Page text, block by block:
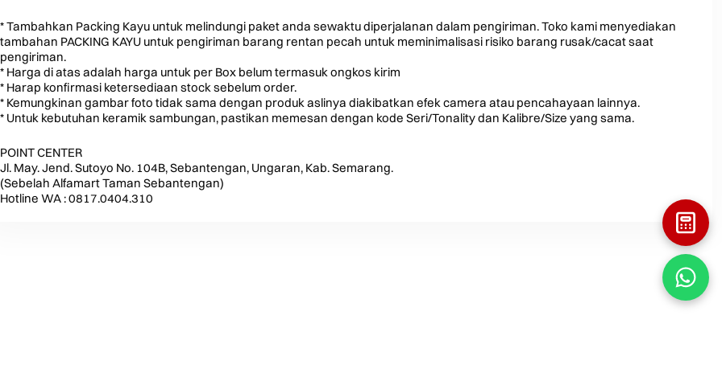
* Tambahkan Packing Kayu untuk melindungi paket anda sewaktu diperjalanan dalam pengiriman. Toko kami menyediakan
tambahan PACKING KAYU untuk pengiriman barang rentan pecah untuk meminimalisasi risiko barang rusak/cacat saat
pengiriman.
* Harga di atas adalah harga untuk per Box belum termasuk ongkos kirim
* Harap konfirmasi ketersediaan stock sebelum order.
* Kemungkinan gambar foto tidak sama dengan produk aslinya diakibatkan efek camera atau pencahayaan lainnya.
* Untuk kebutuhan keramik sambungan, pastikan memesan dengan kode Seri/Tonality dan Kalibre/Size yang sama.
POINT CENTER
Jl. May. Jend. Sutoyo No. 104B, Sebantengan, Ungaran, Kab. Semarang.
(Sebelah Alfamart Taman Sebantengan)
Hotline WA : 0817.0404.310